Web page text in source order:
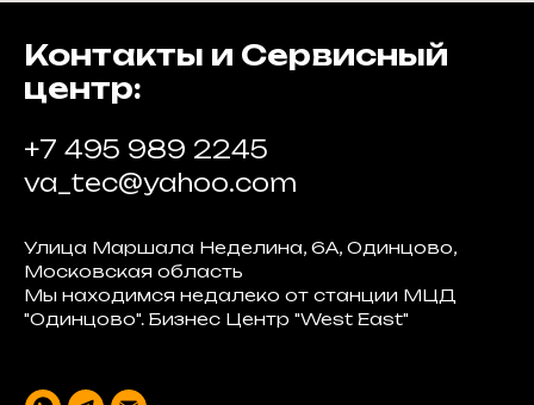
Контакты и Сервисный
центр:
+7 495 989 2245
va_tec@yahoo.com
Улица Маршала Неделина, 6А, Одинцово,
Московская область
Мы находимся недалеко от станции МЦД
"Одинцово". Бизнес Центр "West East"